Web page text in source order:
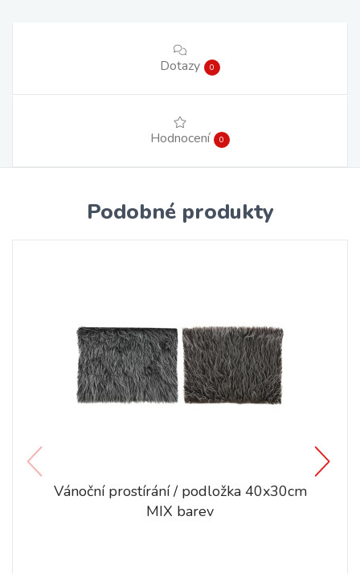
Dotazy 0
Hodnocení 0
Podobné produkty
Vánoční prostírání / podložka 40x30cm
MIX barev